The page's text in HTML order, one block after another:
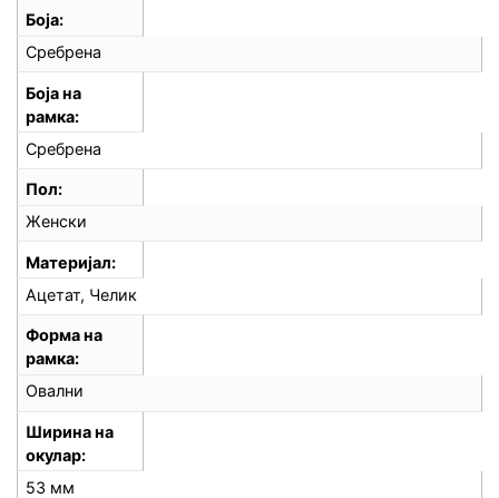
Боја
Сребрена
Боја на
рамка
Сребрена
Пол
Женски
Материјал
Ацетат, Челик
Форма на
рамка
Овални
Ширина на
окулар
53 мм